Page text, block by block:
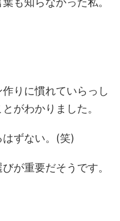
りに慣れていらっし
がわかりました。
ずない。(笑)
が重要だそうです。